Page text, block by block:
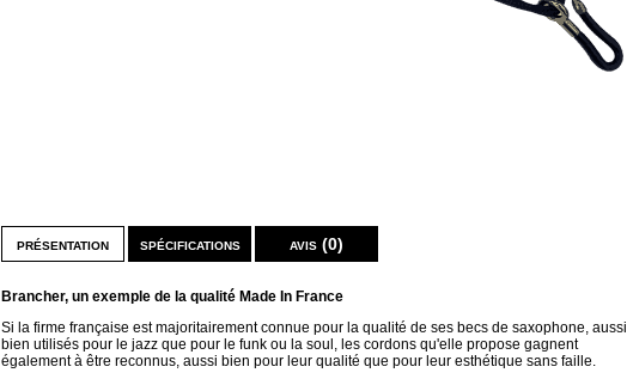
présentation
Brancher, un exemple de la qualité Made In France
Si la firme française est majoritairement connue pour la qualité de ses becs de saxophone, aussi
bien utilisés pour le jazz que pour le funk ou la soul, les cordons qu'elle propose gagnent
également à être reconnus, aussi bien pour leur qualité que pour leur esthétique sans faille.
spécifications avis (0)